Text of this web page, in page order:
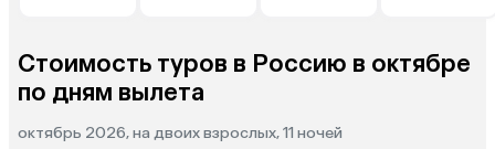
Стоимость туров в Россию в октябре
по дням вылета
октябрь 2026, на двоих взрослых, 11 ночей